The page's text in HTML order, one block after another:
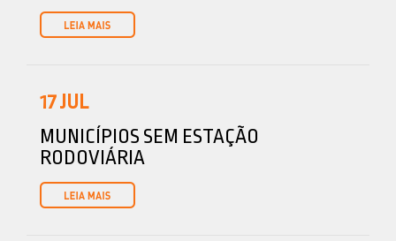
17JUL
MUNICÍPIOS SEM ESTAÇÃO
RODOVIÁRIA